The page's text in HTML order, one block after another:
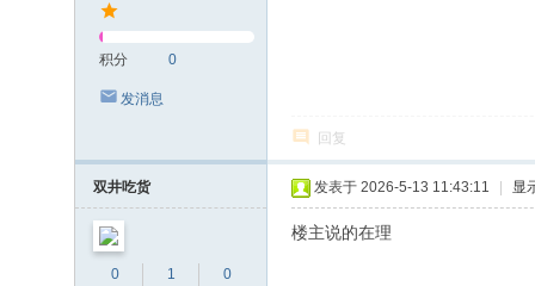
积分 0
发消息
回复
双井吃货
0
1
0
发表于 2026-5-13 11:43:11 显
楼主说的在理